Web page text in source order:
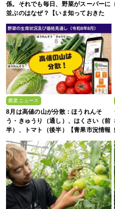
係。それでも毎日、野菜がスーパーに
並ぶのはなぜ？【いま知っておきた
い、これからの”食”の話】
農業ニュース
8月は高値の山が分散：ほうれんそ
う・きゅうり（通し）、はくさい（前
半）、トマト（後半）【青果市況情報
アプリ「YAOYASAN」】